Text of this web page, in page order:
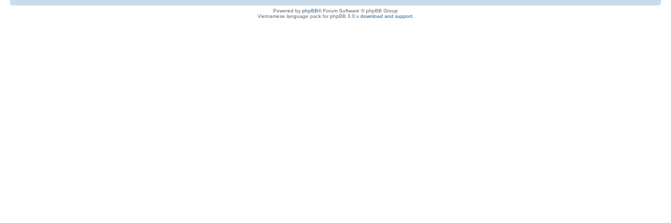
Powered by phpBB® Forum Software © phpBB Group
Vietnamese language pack for phpBB 3.0.x download and support.